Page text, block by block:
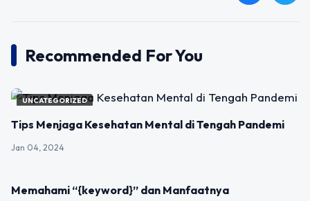
Recommended For You
UNCATEGORIZED
Tips Menjaga Kesehatan Mental di Tengah Pandemi
Jan 04, 2024
Memahami “{keyword}” dan Manfaatnya